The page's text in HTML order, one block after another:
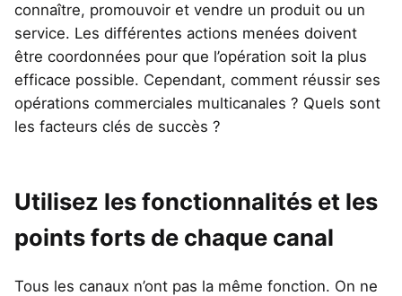
connaître, promouvoir et vendre un produit ou un
service. Les différentes actions menées doivent
être coordonnées pour que l’opération soit la plus
efficace possible. Cependant, comment réussir ses
opérations commerciales multicanales ? Quels sont
les facteurs clés de succès ?
Utilisez les fonctionnalités et les
points forts de chaque canal
Tous les canaux n’ont pas la même fonction. On ne